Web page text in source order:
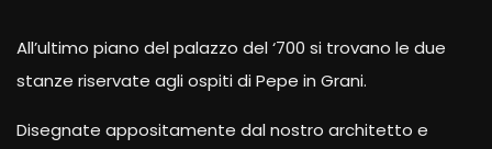
All’ultimo piano del palazzo del ‘700 si trovano le due
stanze riservate agli ospiti di Pepe in Grani.
Disegnate appositamente dal nostro architetto e